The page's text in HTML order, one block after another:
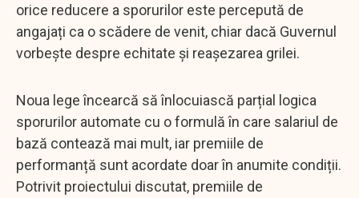
orice reducere a sporurilor este percepută de
angajați ca o scădere de venit, chiar dacă Guvernul
vorbește despre echitate și reașezarea grilei.
Noua lege încearcă să înlocuiască parțial logica
sporurilor automate cu o formulă în care salariul de
bază contează mai mult, iar premiile de
performanță sunt acordate doar în anumite condiții.
Potrivit proiectului discutat, premiile de